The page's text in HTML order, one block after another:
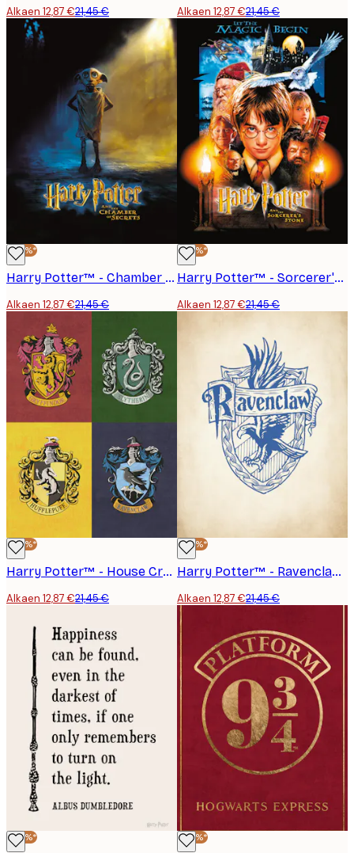
Alkaen 12,87 €21,45 € Alkaen 12,87 €21,45 €
-40%*
Harry Potter™ - Chamber of Secrets Juliste
Alkaen 12,87 €21,45 €
-40%*
Harry Potter™ - Sorcerer's Stone Juliste
Alkaen 12,87 €21,45 €
-40%*
Harry Potter™ - House Crests Juliste
Alkaen 12,87 €21,45 €
-40%*
Harry Potter™ - Ravenclaw Juliste
Alkaen 12,87 €21,45 €
-40%* -40%*